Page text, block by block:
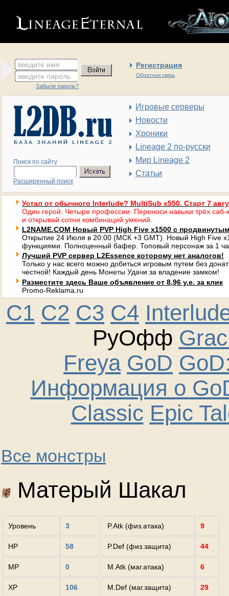
введите имя Регистрация
Обратная связь
введите пароль
Забыли пароль?
Поиск по сайту
Расширенный поиск
Игровые серверы
Новости
Хроники
Lineage 2 по-русски
Мир Lineage 2
Статьи
Устал от обычного Interlude? MultiSub x550. Старт 7
Один герой. Четыре профессии. Переноси навыки трёх саб-
и открывай сотни комбинаций умений.
L2NAME.COM Новый PVP High Five x1500 с
Открытие 24 Июля в 20:00 (МСК +3 GMT). Новый High Five
функциями. Полноценный бафер. Топовый персонаж за 1
Лучший PVP сервер L2Essence которому нет аналогов!
Только у нас всего можно добиться игровым путем без
честной! Каждый день Монеты Удачи за владение замком!
Разместите здесь Ваше объявление от 8,96 у.е. за клик
Promo-Reklama.ru
C1 C2 C3 C4
РуОфф
Freya GoD
Информация о
Classic Epic
Все монстры
Матерый Шакал
Уровень 3
HP 58
MP 0
XP 106
P.Atk (физ.атака) 9
P.Def (физ.защита) 44
M.Atk (маг.атака) 6
M.Def (маг.защита) 29